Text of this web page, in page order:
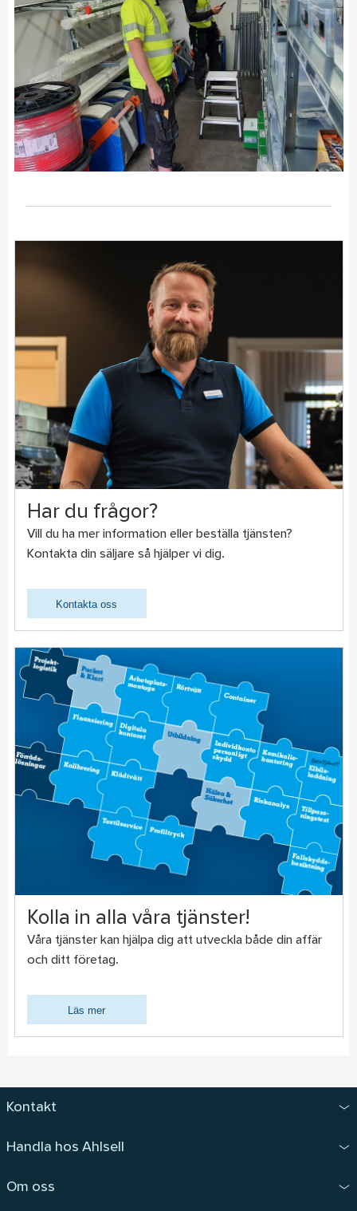
Har du frågor?
Vill du ha mer information eller beställa tjänsten?
Kontakta din säljare så hjälper vi dig.
Kontakta oss
Kolla in alla våra tjänster!
Våra tjänster kan hjälpa dig att utveckla både din affär
och ditt företag.
Läs mer
Kontakt
Handla hos Ahlsell
Om oss